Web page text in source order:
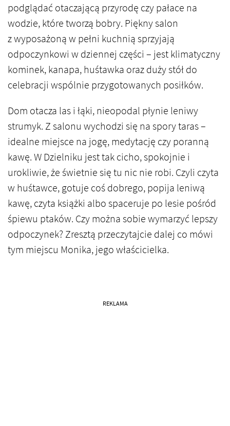
podglądać otaczającą przyrodę czy pałace na
wodzie, które tworzą bobry. Piękny salon
z wyposażoną w pełni kuchnią sprzyjają
odpoczynkowi w dziennej części – jest klimatyczny
kominek, kanapa, huśtawka oraz duży stół do
celebracji wspólnie przygotowanych posiłków.
Dom otacza las i łąki, nieopodal płynie leniwy
strumyk. Z salonu wychodzi się na spory taras –
idealne miejsce na jogę, medytację czy poranną
kawę. W Dzielniku jest tak cicho, spokojnie i
urokliwie, że świetnie się tu nic nie robi. Czyli czyta
w huśtawce, gotuje coś dobrego, popija leniwą
kawę, czyta książki albo spaceruje po lesie pośród
śpiewu ptaków. Czy można sobie wymarzyć lepszy
odpoczynek? Zresztą przeczytajcie dalej co mówi
tym miejscu Monika, jego właścicielka.
REKLAMA